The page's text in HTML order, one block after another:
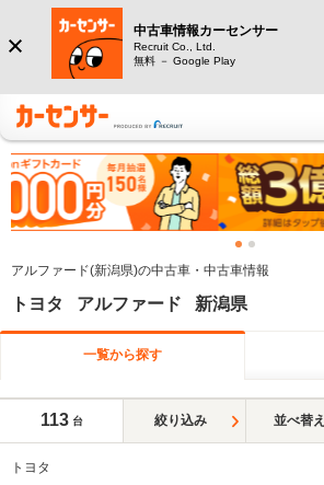
中古車情報カーセンサー
Recruit Co., Ltd.
無料 － Google Play
アルファード(新潟県)の中古車・中古車情報
トヨタ アルファード 新潟県
一覧から探す
113 台 絞り込み 並べ替え
トヨタ